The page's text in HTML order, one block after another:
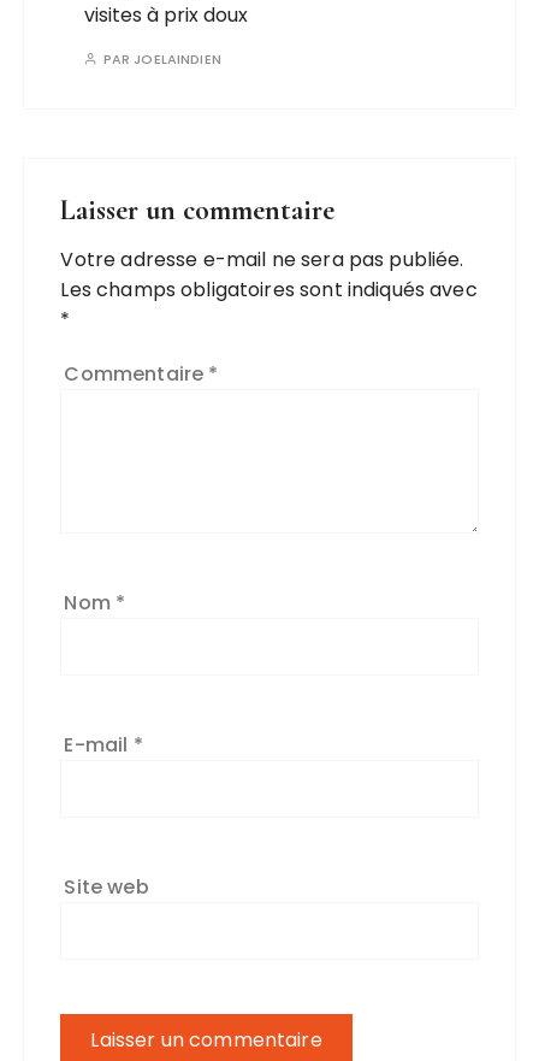
visites à prix doux
PAR JOELAINDIEN
Laisser un commentaire
Votre adresse e-mail ne sera pas publiée.
Les champs obligatoires sont indiqués avec
*
Commentaire *
Nom *
E-mail *
Site web